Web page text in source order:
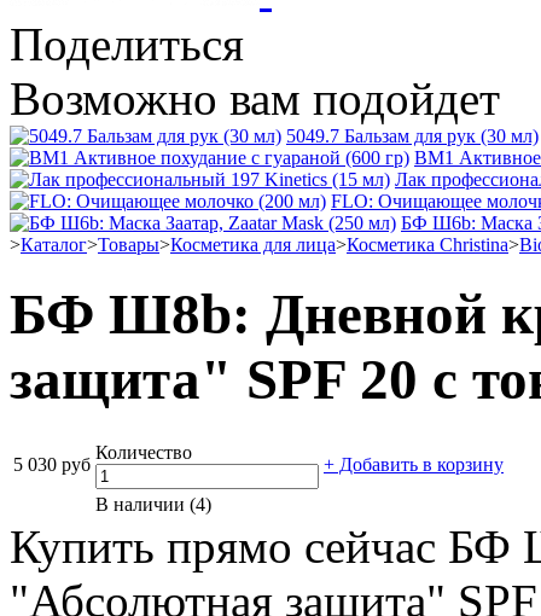
Поделиться
Возможно вам подойдет
5049.7 Бальзам для рук (30 мл)
ВМ1 Активное
Лак
FLO: Очищающее
БФ Ш6b: Маска
>Каталог>Товары>Косметика для лица>Косметика Christina>
БФ Ш8b: Дневной
защита" SPF 20 с
5 030 руб
Количество
+ Добавить в корзину
В наличии (4)
Купить прямо сейчас
"Абсолютная защита"